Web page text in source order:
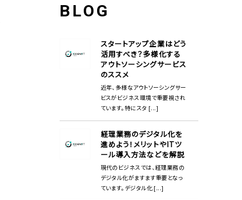
BLOG
スタートアップ企業はどう
活用すべき？多様化する
アウトソーシングサービス
のススメ
近年、多様なアウトソーシングサー
ビスがビジネス環境で重要視され
ています。特にスタ [...]
経理業務のデジタル化を
進めよう！メリットやITツ
ール導入方法などを解説
現代のビジネスでは、経理業務の
デジタル化がますます重要となっ
ています。デジタル化 [...]